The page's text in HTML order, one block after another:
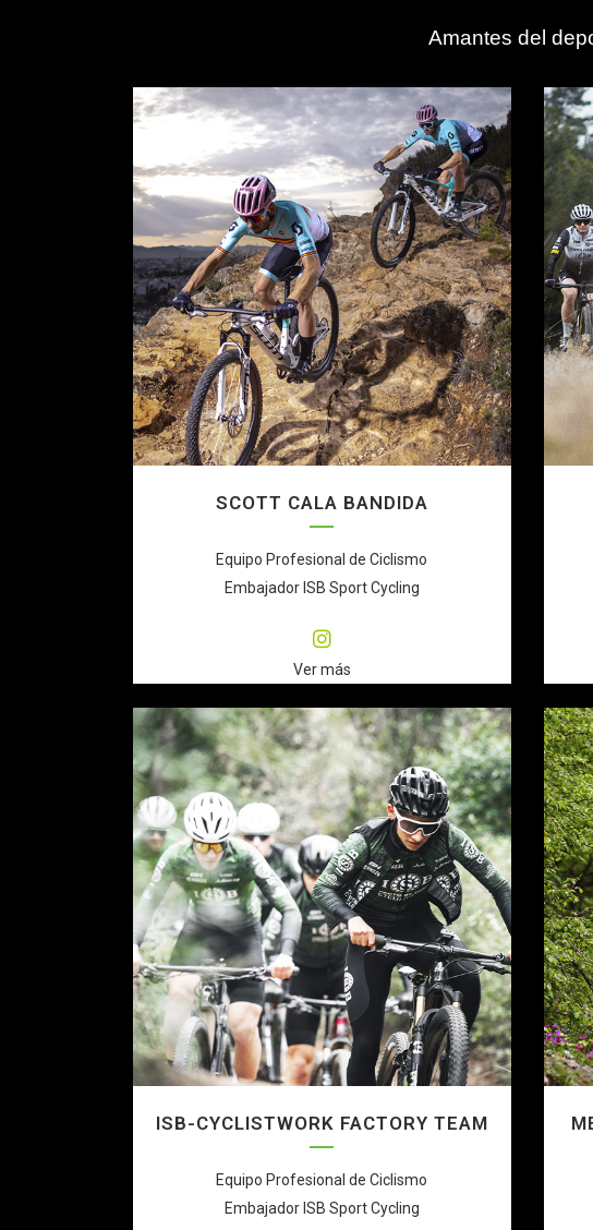
Amantes del
SCOTT CALA BANDIDA
Equipo Profesional de Ciclismo
Embajador ISB Sport Cycling
Ver más
ISB-CYCLISTWORK FACTORY TEAM
Equipo Profesional de Ciclismo
Embajador ISB Sport Cycling